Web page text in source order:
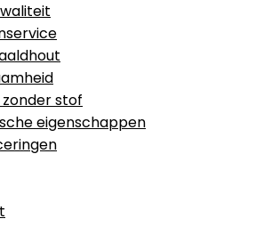
stof
eigenschappen